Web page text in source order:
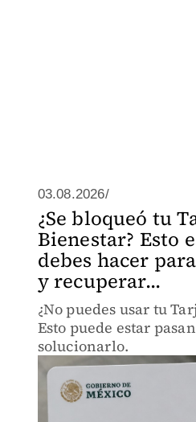
03.08.2026/
¿Se bloqueó tu
Bienestar? Esto
debes hacer
y recuperar...
¿No puedes usar tu
Esto puede estar
solucionarlo.